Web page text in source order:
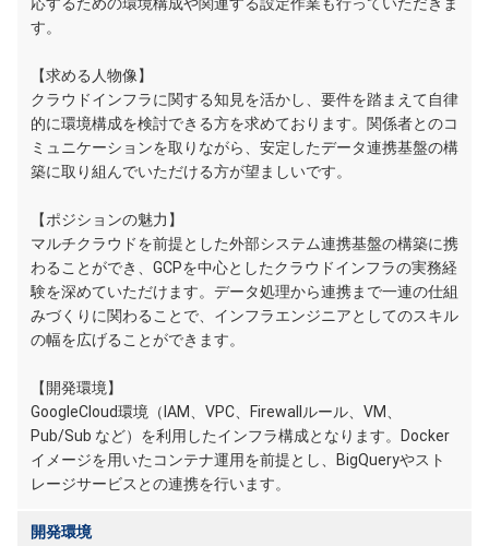
す。
【求める人物像】
クラウドインフラに関する知見を活かし、要件を踏まえて自律
的に環境構成を検討できる方を求めております。関係者とのコ
ミュニケーションを取りながら、安定したデータ連携基盤の構
築に取り組んでいただける方が望ましいです。
【ポジションの魅力】
マルチクラウドを前提とした外部システム連携基盤の構築に携
わることができ、GCPを中心としたクラウドインフラの実務経
験を深めていただけます。データ処理から連携まで一連の仕組
みづくりに関わることで、インフラエンジニアとしてのスキル
の幅を広げることができます。
【開発環境】
GoogleCloud環境（IAM、VPC、Firewallルール、VM、
Pub/Sub など）を利用したインフラ構成となります。Docker
イメージを用いたコンテナ運用を前提とし、BigQueryやスト
レージサービスとの連携を行います。
開発環境